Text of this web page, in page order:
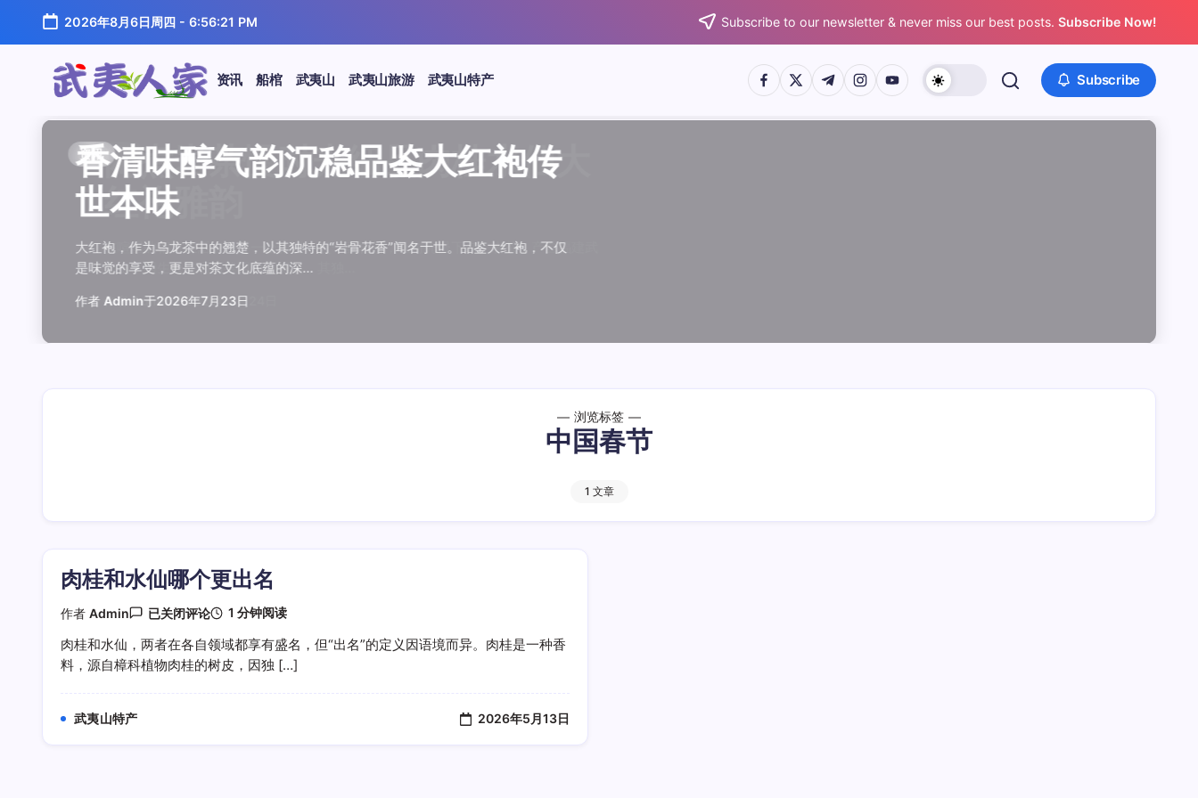
正
2026年8月6日周四- 6:56:22 PM Subscribe to our newsletter & never miss our best posts. Subscribe Now!
武
夷
资讯 船棺 武夷山 武夷山旅游 武夷山特产 https://www.facebook.com/
https://twitter.com/
https://t.me/
https://www.instagram.com/
https://youtube.com/ Subscribe
资讯
闲煮岩茶慢时光细品肉桂水仙大
红袍雅韵
在喧嚣的都市生活中，寻一处静谧，煮一壶岩茶，让时光慢下来。岩茶，产自福建武
夷山，因生长在岩石缝隙中而得名，其独…
作者 Admin于2026年7月24日
资讯
香清味醇气韵沉稳品鉴大红袍传
世本味
大红袍，作为乌龙茶中的翘楚，以其独特的“岩骨花香”闻名于世。品鉴大红袍，不仅
是味觉的享受，更是对茶文化底蕴的深…
作者 Admin于2026年7月23日
资讯
汤水顺滑底蕴绵长品鉴武夷水仙
温润质感
武夷水仙，作为乌龙茶中的经典品种，以其汤水顺滑、底蕴绵长而备受茶客青睐。品
鉴这款茶，仿佛在品味一段悠长的岁月，…
作者 Admin于2026年7月22日
资讯
唇齿留香久久不散品鉴武夷肉桂
独特魅力
武夷岩茶，素有“岩骨花香”之誉，而肉桂更是其中翘楚。其名源于香叶似肉桂，更因
其茶汤入口后，唇齿留香久久不散，令…
作者 Admin于2026年7月21日
资讯
岩韵浓淡各不同三款经典岩茶对
比品鉴
岩茶，作为乌龙茶中的瑰宝，以其独特的“岩韵”闻名于世。所谓岩韵，是茶叶在武夷
山丹霞地貌中吸收岩石矿物精华后形成…
作者 Admin于2026年7月20日
资讯
观汤色赏叶底全面品鉴肉桂水仙
大红袍
品鉴武夷岩茶，观汤色与赏叶底是关键环节。肉桂、水仙、大红袍作为岩茶代表，其
汤色与叶底各具特色，折射出工艺与山场…
作者 Admin于2026年7月19日
资讯
闲煮岩茶慢时光细品肉桂水仙大
红袍雅韵
在喧嚣的都市生活中，寻一处静谧，煮一壶岩茶，让时光慢下来。岩茶，产自福建武
夷山，因生长在岩石缝隙中而得名，其独…
作者 Admin于2026年7月24日
资讯
香清味醇气韵沉稳品鉴大红袍传
世本味
大红袍，作为乌龙茶中的翘楚，以其独特的“岩骨花香”闻名于世。品鉴大红袍，不仅
是味觉的享受，更是对茶文化底蕴的深…
作者 Admin于2026年7月23日
资讯汤水顺滑底蕴绵长品鉴武夷水仙
温润质感
武夷水仙，作为乌龙茶中的经典品种，以其汤水顺滑、底蕴绵长而备受茶客青睐。品
鉴这款茶，仿佛在品味一段悠长的岁月，…
Admin于2026年7月22日
资讯唇齿留香久久不散品鉴武夷肉桂
独特魅力
武夷岩茶，素有“岩骨花香”之誉，而肉桂更是其中翘楚。其名源于香叶似肉桂，更因
其茶汤入口后，唇齿留香久久不散，令…
Admin于2026年7月21日
资讯岩韵浓淡各不同三款经典岩茶对
比品鉴
岩茶，作为乌龙茶中的瑰宝，以其独特的“岩韵”闻名于世。所谓岩韵，是茶叶在武夷
山丹霞地貌中吸收岩石矿物精华后形成…
Admin于2026年7月20日
资讯观汤色赏叶底全面品鉴肉桂水仙
大红袍
品鉴武夷岩茶，观汤色与赏叶底是关键环节。肉桂、水仙、大红袍作为岩茶代表，其
汤色与叶底各具特色，折射出工艺与山场…
Admin于2026年7月19日
资讯闲煮岩茶慢时光细品肉桂水仙大
红袍雅韵
在喧嚣的都市生活中，寻一处静谧，煮一壶岩茶，让时光慢下来。岩茶，产自福建武
夷山，因生长在岩石缝隙中而得名，其独…
Admin于2026年7月24日
资讯香清味醇气韵沉稳品鉴大红袍传
世本味
大红袍，作为乌龙茶中的翘楚，以其独特的“岩骨花香”闻名于世。品鉴大红袍，不仅
是味觉的享受，更是对茶文化底蕴的深…
Admin于2026年7月23日
资讯汤水顺滑底蕴绵长品鉴武夷水仙
温润质感
武夷水仙，作为乌龙茶中的经典品种，以其汤水顺滑、底蕴绵长而备受茶客青睐。品
鉴这款茶，仿佛在品味一段悠长的岁月，…
Admin于2026年7月22日
资讯唇齿留香久久不散品鉴武夷肉桂
独特魅力
武夷岩茶，素有“岩骨花香”之誉，而肉桂更是其中翘楚。其名源于香叶似肉桂，更因
其茶汤入口后，唇齿留香久久不散，令…
Admin于2026年7月21日
资讯岩韵浓淡各不同三款经典岩茶对
比品鉴
岩茶，作为乌龙茶中的瑰宝，以其独特的“岩韵”闻名于世。所谓岩韵，是茶叶在武夷
山丹霞地貌中吸收岩石矿物精华后形成…
Admin于2026年7月20日
资讯观汤色赏叶底全面品鉴肉桂水仙
大红袍
品鉴武夷岩茶，观汤色与赏叶底是关键环节。肉桂、水仙、大红袍作为岩茶代表，其
汤色与叶底各具特色，折射出工艺与山场…
Admin于2026年7月19日
浏览标签
中国春节
1 文章
肉桂和水仙哪个更出名
作者 Admin
肉
和
水
仙
已关闭评论 1 分钟阅读
肉桂和水仙，两者在各自领域都享有盛名，但“出名”的定义因语境而异。肉桂是一种香
料，源自樟科植物肉桂的树皮，因独 […]
武夷山特产 2026年5月13日